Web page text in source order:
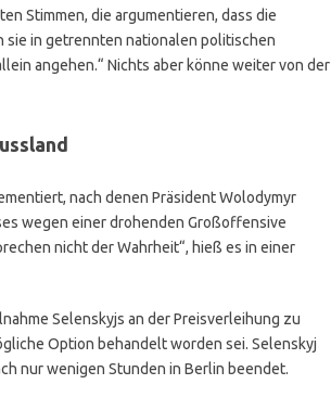
Stimmen, die argumentieren, dass die
sie in getrennten nationalen politischen
angehen.“ Nichts aber könne weiter von der
nach denen Präsident Wolodymyr
wegen einer drohenden Großoffensive
nicht der Wahrheit“, hieß es in einer
Selenskyjs an der Preisverleihung zu
Option behandelt worden sei. Selenskyj
nur wenigen Stunden in Berlin beendet.